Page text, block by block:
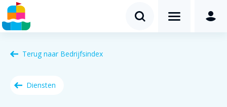
Terug naar Bedrijfsindex
Diensten